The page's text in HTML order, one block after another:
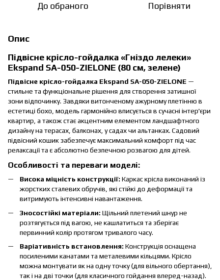
До обраного Порівняти
Опис
Підвісне крісло-гойдалка «Гніздо лелеки»
Ekspand SA-050-ZIELONE (80 см, зелене)
Підвісне крісло-гойдалка Ekspand SA-050-ZIELONE —
стильне та функціональне рішення для створення затишної
зони відпочинку. Завдяки витонченому ажурному плетінню в
естетиці бохо, модель гармонійно вписується в сучасні інтер'єри
квартир, а також стає акцентним елементом ландшафтного
дизайну на терасах, балконах, у садах чи альтанках. Садовий
підвісний кошик забезпечує максимальний комфорт під час
релаксації та є абсолютно безпечною розвагою для дітей.
Особливості та переваги моделі:
Висока міцність конструкції: Каркас крісла виконаний із
жорстких сталевих обручів, які стійкі до деформації та
витримують інтенсивні навантаження.
Зносостійкі матеріали: Щільний плетений шнур не
розтягується під вагою, не кашлатиться та зберігає
первинний колір протягом тривалого часу.
Варіативність встановлення: Конструкція оснащена
посиленими канатами та металевими кільцями. Крісло
можна монтувати як на одну точку (для вільного обертання),
так і на дві точки (для класичного гойдання вперед-назад).